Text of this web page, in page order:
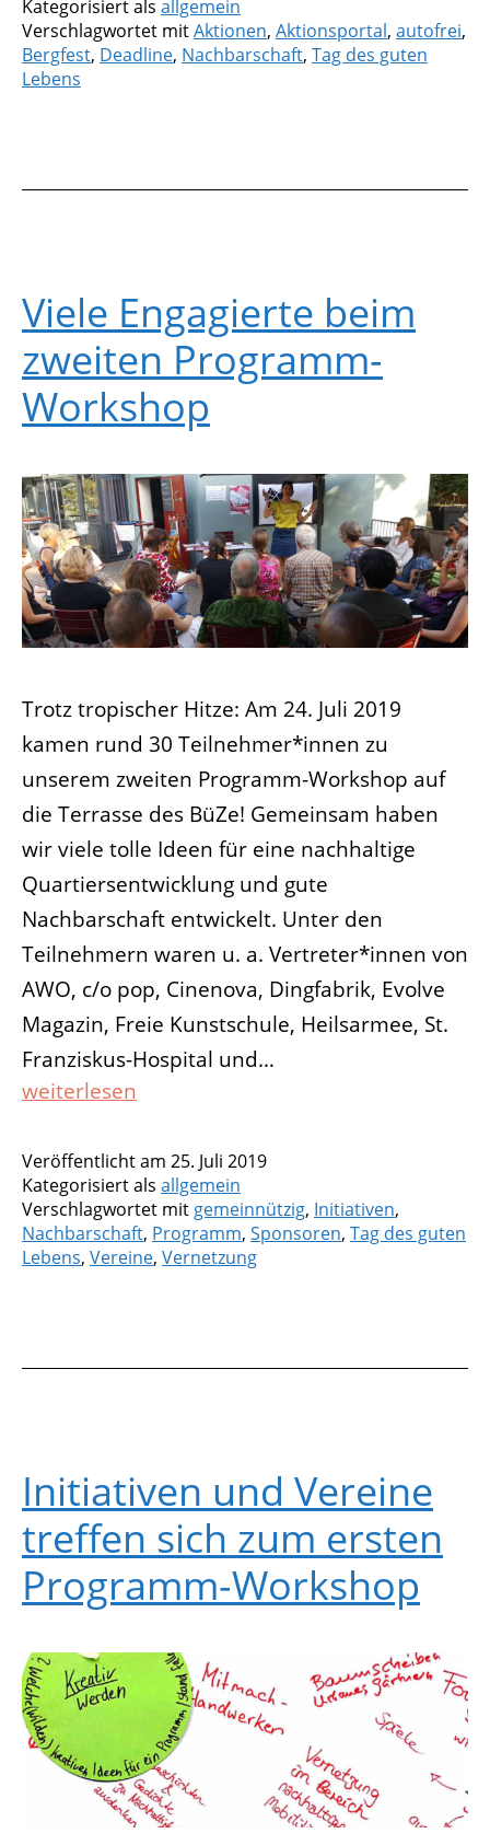
Kategorisiert als allgemein
Verschlagwortet mitAktionen, Aktionsportal, autofrei,
Bergfest, Deadline, Nachbarschaft, Tag des guten
Lebens
Viele Engagierte beim
zweiten Programm-
Workshop
Trotz tropischer Hitze: Am 24. Juli 2019
kamen rund 30 Teilnehmer*innen zu
unserem zweiten Programm-Workshop auf
die Terrasse des BüZe! Gemeinsam haben
wir viele tolle Ideen für eine nachhaltige
Quartiersentwicklung und gute
Nachbarschaft entwickelt. Unter den
Teilnehmern waren u. a. Vertreter*innen von
AWO, c/o pop, Cinenova, Dingfabrik, Evolve
Magazin, Freie Kunstschule, Heilsarmee, St.
Franziskus-Hospital und…
Viele
beim
zweiten
Programm-
Workshop
weiterlesen
Veröffentlicht am 25. Juli 2019
Kategorisiert als allgemein
Verschlagwortet mit gemeinnützig, Initiativen,
Nachbarschaft, Programm, Sponsoren, Tag des guten
Lebens, Vereine, Vernetzung
Initiativen und Vereine
treffen sich zum ersten
Programm-Workshop